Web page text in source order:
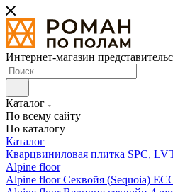
Интернет-магазин
Каталог
По всему сайту
По каталогу
Каталог
Кварцвиниловая плитка SPC,
Alpine floor
Alpine floor Секвойя (Sequoia)